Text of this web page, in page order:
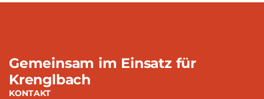
Gemeinsam im Einsatz für
Krenglbach
KONTAKT